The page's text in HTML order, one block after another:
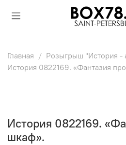
Главная
Розыгрыш "История -
История 0822169. «Фантазия
История 0822169.
шкаф».